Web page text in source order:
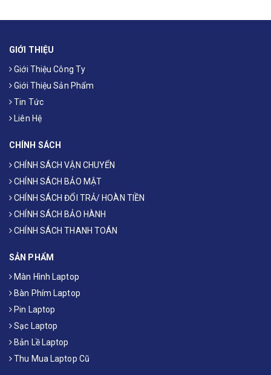
GIỚI THIỆU
Giới Thiệu Công Ty
Giới Thiệu Sản Phẩm
Tin Tức
Liên Hệ
CHÍNH SÁCH
CHÍNH SÁCH VẬN CHUYỂN
CHÍNH SÁCH BẢO MẬT
CHÍNH SÁCH ĐỔI TRẢ/ HOÀN TIỀN
CHÍNH SÁCH BẢO HÀNH
CHÍNH SÁCH THANH TOÁN
SẢN PHẨM
Màn Hình Laptop
Bàn Phím Laptop
Pin Laptop
Sạc Laptop
Bản Lề Laptop
Thu Mua Laptop Cũ